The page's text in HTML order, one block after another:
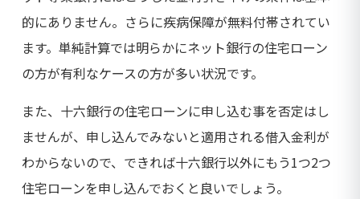
的にありません。さらに疾病保障が無料付帯されてい
ます。単純計算では明らかにネット銀行の住宅ローン
の方が有利なケースの方が多い状況です。
また、十六銀行の住宅ローンに申し込む事を否定はし
ませんが、申し込んでみないと適用される借入金利が
わからないので、できれば十六銀行以外にもう1つ2つ
住宅ローンを申し込んでおくと良いでしょう。